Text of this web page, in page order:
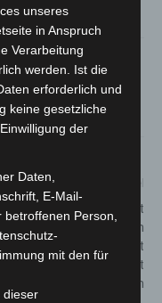
51-Jährige rast
mit ihrem Auto durch
und gefährdet
Fußgänger, Polizei sucht
Zeugen
unseres
in Anspruch
Verarbeitung
werden. Ist die
erforderlich und
keine gesetzliche
der
Daten,
E-Mail-
betroffenen Person,
mit den für
dieser